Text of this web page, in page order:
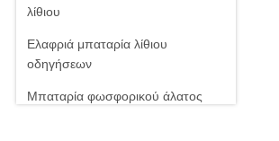
λίθιου
Ελαφριά μπαταρία λίθιου
οδηγήσεων
Μπαταρία φωσφορικού άλατος